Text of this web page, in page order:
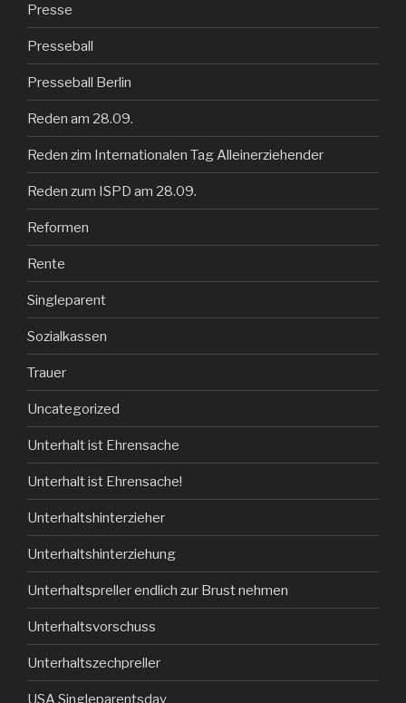
Presse
Presseball
Presseball Berlin
Reden am 28.09.
Reden zim Internationalen Tag Alleinerziehender
Reden zum ISPD am 28.09.
Reformen
Rente
Singleparent
Sozialkassen
Trauer
Uncategorized
Unterhalt ist Ehrensache
Unterhalt ist Ehrensache!
Unterhaltshinterzieher
Unterhaltshinterziehung
Unterhaltspreller endlich zur Brust nehmen
Unterhaltsvorschuss
Unterhaltszechpreller
USA Singleparentsday